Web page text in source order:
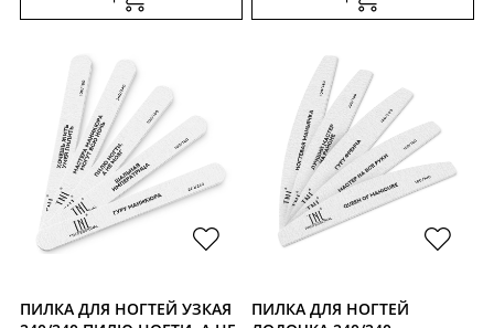
ПИЛКА ДЛЯ НОГТЕЙ УЗКАЯ
ПИЛКА ДЛЯ НОГТЕЙ